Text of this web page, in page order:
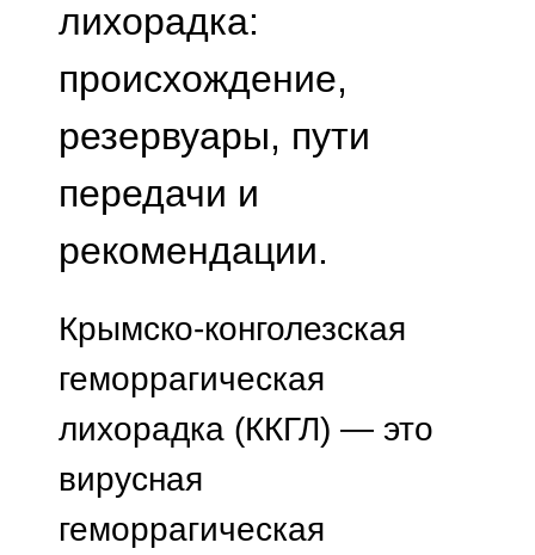
лихорадка:
происхождение,
резервуары, пути
передачи и
рекомендации.
Крымско-конголезская
геморрагическая
лихорадка (ККГЛ) — это
вирусная
геморрагическая